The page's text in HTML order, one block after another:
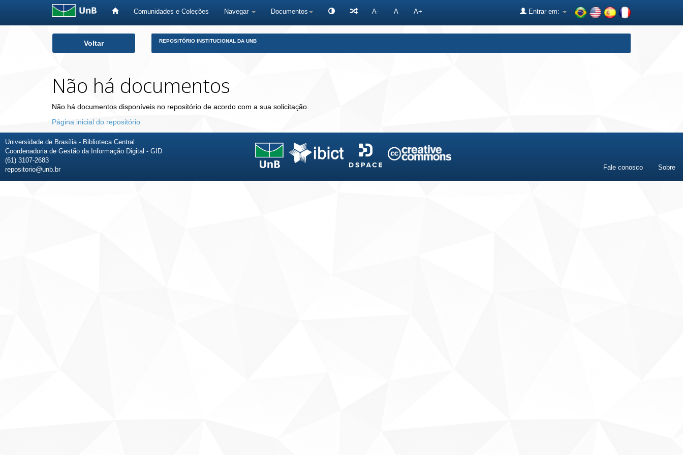
Comunidades e Coleções Navegar Documentos A- A A+ Entrar em:
Voltar REPOSITÓRIO INSTITUCIONAL DA UNB
Não há documentos
Não há documentos disponíveis no repositório de acordo com a sua solicitação.
Página inicial do repositório
Universidade de Brasília - Biblioteca Central
Coordenadoria de Gestão da Informação Digital - GID
(61) 3107-2683
repositorio@unb.br
Fale conosco Sobre